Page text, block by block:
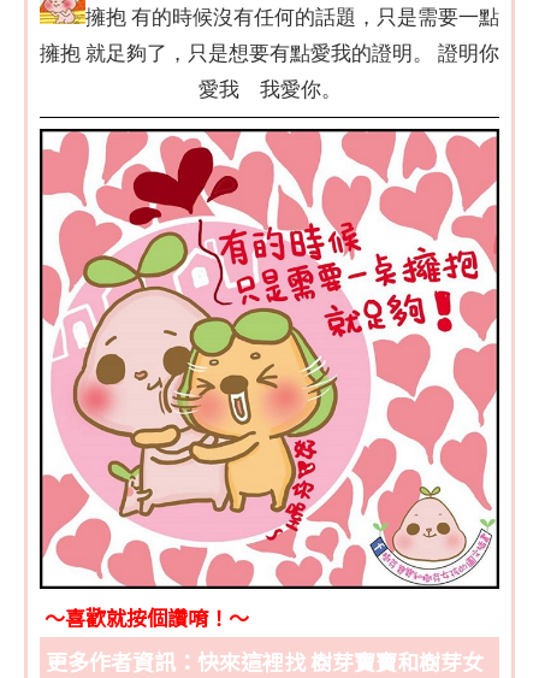
擁抱 有的時候沒有任何的話題，只是需要一點
擁抱 就足夠了，只是想要有點愛我的證明。 證明你
愛我 我愛你。
～喜歡就按個讚唷！～
更多作者資訊：快來這裡找 樹芽寶寶和樹芽女